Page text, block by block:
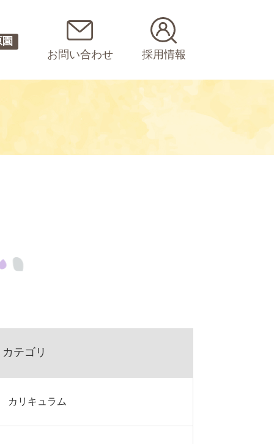
お問い合わせ 採用情報
カテゴリ
カリキュラム